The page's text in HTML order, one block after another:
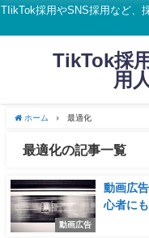
TIikTok採用やSNS採用など、
TikTok採
用
ホーム 最適化
最適化の記事一覧
動画広告
動画広
心者に